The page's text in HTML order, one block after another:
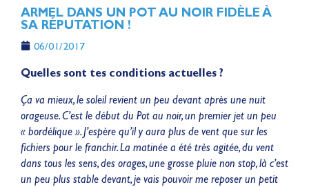
ARMEL DANS UN POT AU NOIR FIDÈLE À
SA RÉPUTATION !
06/01/2017
Quelles sont tes conditions actuelles ?
Ça va mieux, le soleil revient un peu devant après une nuit
orageuse. C’est le début du Pot au noir, un premier jet un peu
« bordélique ». J’espère qu’il y aura plus de vent que sur les
fichiers pour le franchir. La matinée a été très agitée, du vent
dans tous les sens, des orages, une grosse pluie non stop, là c’est
un peu plus stable devant, je vais pouvoir me reposer un petit